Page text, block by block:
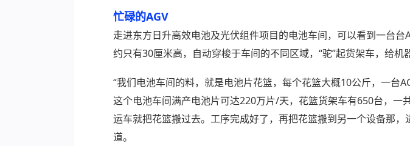
忙碌的AGV
走进东方日升高效电池及光伏组件项目的电池车间，可以看到一台
约只有30厘米高，自动穿梭于车间的不同区域，“驼”起货架车，给机
“我们电池车间的料，就是电池片花篮，每个花篮大概10公斤，一台
这个电池车间满产电池片可达220万片/天，花篮货架车有650台，一
运车就把花篮搬过去。工序完成好了，再把花篮搬到另一个设备那
道。